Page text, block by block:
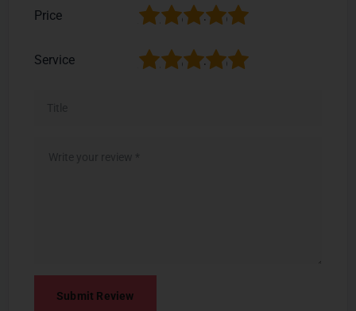
Price 5
4
3
2
Service 5
4
3
2